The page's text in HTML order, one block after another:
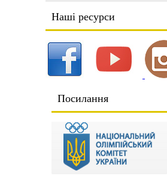
Наші ресурси
Посилання